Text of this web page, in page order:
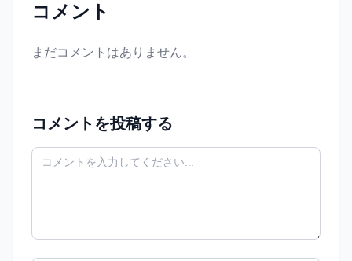
コメント
まだコメントはありません。
コメントを投稿する